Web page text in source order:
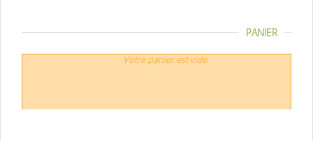
PANIER
Votre panier est vide.